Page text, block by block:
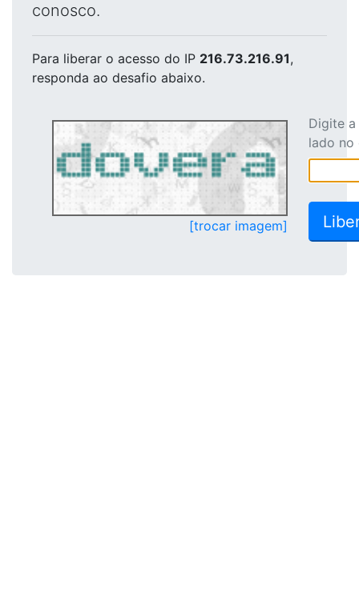
conosco.
Para liberar o acesso do IP 216.73.216.91,
responda ao desafio abaixo.
[trocar imagem]
Digite
lado no